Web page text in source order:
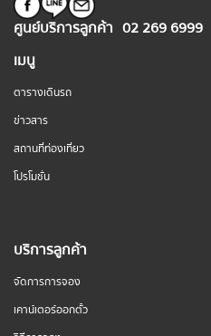
ศูนย์บริการลูกค้า 02 269 6999
เมนู
ตารางเดินรถ
ข่าวสาร
สถานที่ท่องเที่ยว
โปรโมชั่น
บริการลูกค้า
จัดการการจอง
เคาน์เตอร์ออกตั๋ว